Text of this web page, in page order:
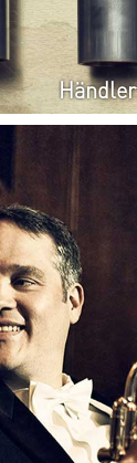
Händler